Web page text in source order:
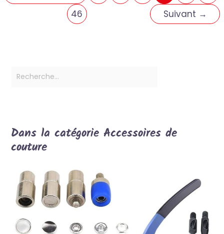
46
Suivant →
Dans la catégorie Accessoires de
couture